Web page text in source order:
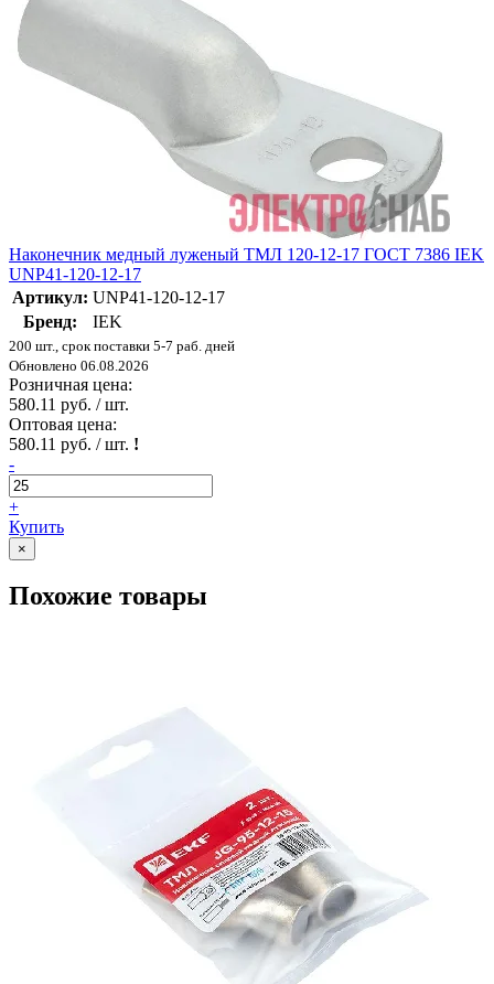
Наконечник медный луженый ТМЛ 120-12-17 ГОСТ 7386 IEK
UNP41-120-12-17
Артикул: UNP41-120-12-17
Бренд:
IEK
200 шт., срок поставки 5-7 раб. дней
Обновлено 06.08.2026
Розничная цена:
580.11 руб. / шт.
Оптовая цена:
580.11 руб. / шт. !
-
+
Купить
×
Похожие товары